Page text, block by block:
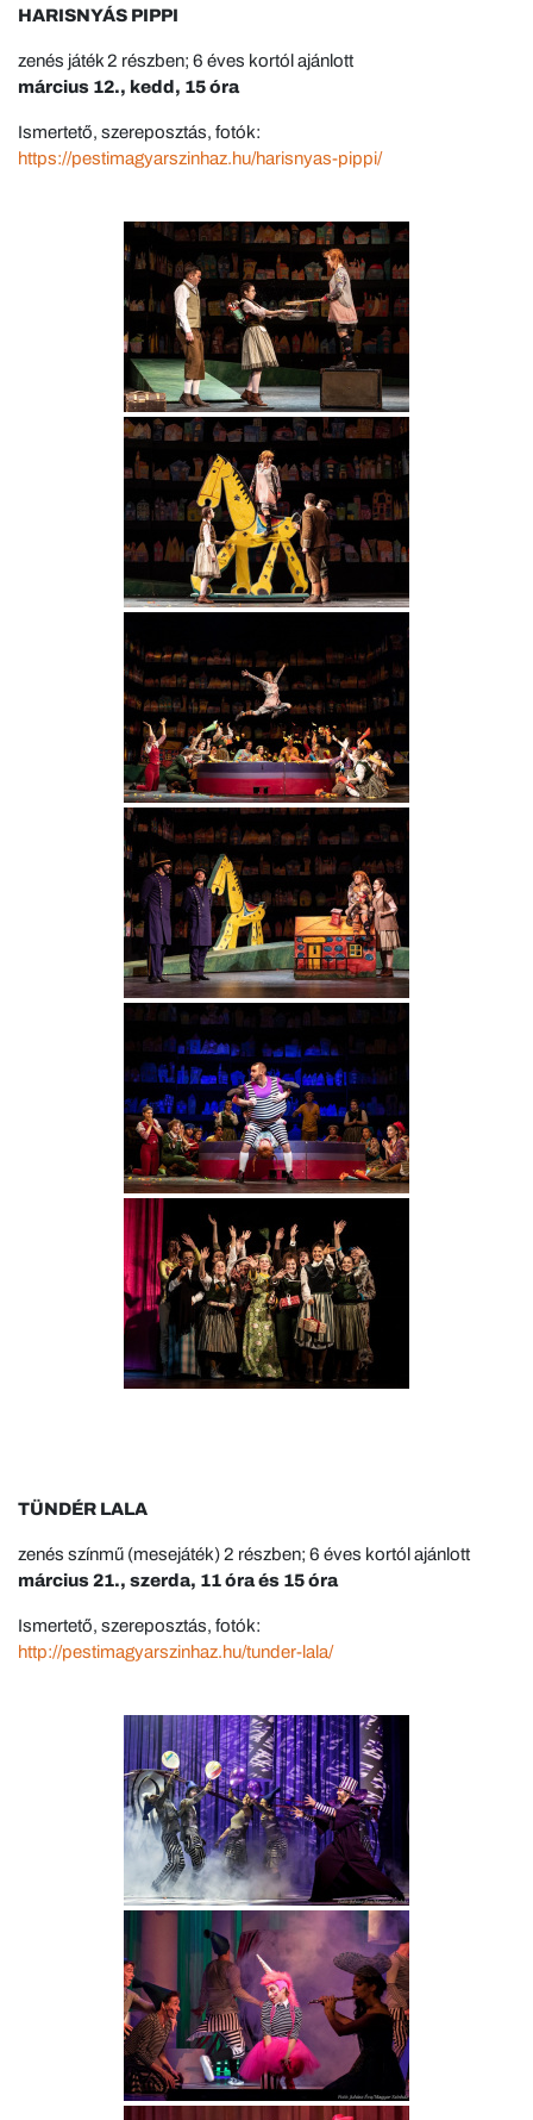
HARISNYÁS PIPPI
zenés játék 2 részben; 6 éves kortól ajánlott
március 12., kedd, 15 óra
Ismertető, szereposztás, fotók:
https://pestimagyarszinhaz.hu/harisnyas-pippi/
TÜNDÉR LALA
zenés színmű (mesejáték) 2 részben; 6 éves kortól ajánlott
március 21., szerda, 11 óra és 15 óra
Ismertető, szereposztás, fotók:
http://pestimagyarszinhaz.hu/tunder-lala/